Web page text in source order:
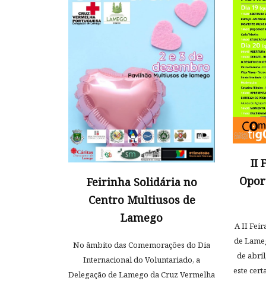
Feirinha Solidária no
Centro Multiusos de
Lamego
No âmbito das Comemorações do Dia
Internacional do Voluntariado, a
Delegação de Lamego da Cruz Vermelha
II
A II
de
de
este